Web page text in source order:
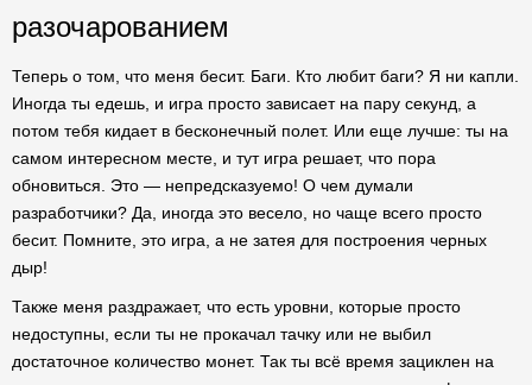
разочарованием
Теперь о том, что меня бесит. Баги. Кто любит баги? Я ни капли.
Иногда ты едешь, и игра просто зависает на пару секунд, а
потом тебя кидает в бесконечный полет. Или еще лучше: ты на
самом интересном месте, и тут игра решает, что пора
обновиться. Это — непредсказуемо! О чем думали
разработчики? Да, иногда это весело, но чаще всего просто
бесит. Помните, это игра, а не затея для построения черных
дыр!
Также меня раздражает, что есть уровни, которые просто
недоступны, если ты не прокачал тачку или не выбил
достаточное количество монет. Так ты всё время зациклен на